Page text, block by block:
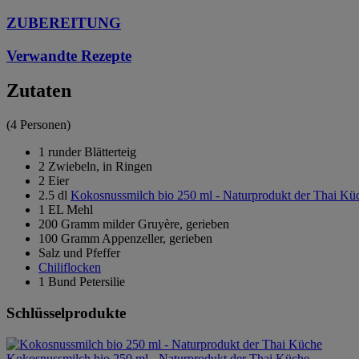
ZUBEREITUNG
Verwandte Rezepte
Zutaten
(4 Personen)
1 runder Blätterteig
2 Zwiebeln, in Ringen
2 Eier
2.5 dl Kokosnussmilch bio 250 ml - Naturprodukt der Thai
1 EL Mehl
200 Gramm milder Gruyère, gerieben
100 Gramm Appenzeller, gerieben
Salz und Pfeffer
Chiliflocken
1 Bund Petersilie
Schlüsselprodukte